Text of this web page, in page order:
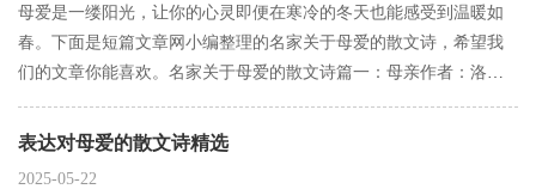
母爱是一缕阳光，让你的心灵即便在寒冷的冬天也能感受到温暖如
春。下面是短篇文章网小编整理的名家关于母爱的散文诗，希望我
们的文章你能喜欢。名家关于母爱的散文诗篇一：母亲作者：洛夫
母亲卑微如青苔，庄严如晨曦，柔如江南的水声，坚如千年的寒
玉，举目时，她是皓皓明月，垂首时，她是莽莽大地。名家关于母
表达对母爱的散文诗精选
2025-05-22